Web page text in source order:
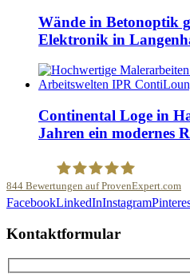
Wände in Betonoptik
Elektronik in
Continental Loge in
Jahren ein modernes
844 Bewertungen auf ProvenExpert.com
FacebookLinkedInInstagram
Kontaktformular